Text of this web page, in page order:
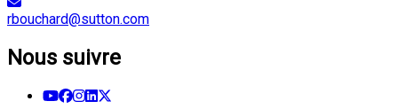
rbouchard@sutton.com
Nous suivre